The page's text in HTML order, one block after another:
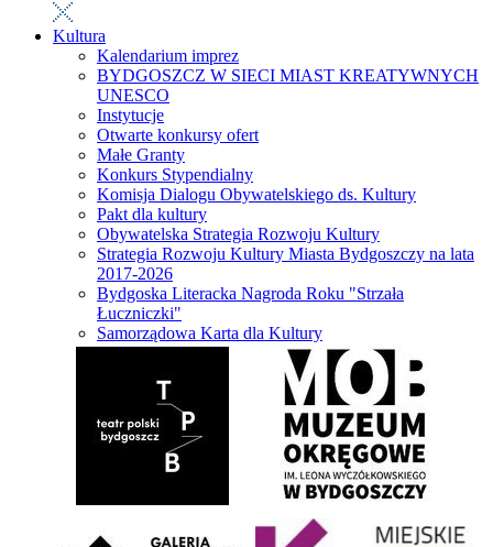
Kultura
Kalendarium imprez
BYDGOSZCZ W SIECI MIAST KREATYWNYCH
UNESCO
Instytucje
Otwarte konkursy ofert
Małe Granty
Konkurs Stypendialny
Komisja Dialogu Obywatelskiego ds. Kultury
Pakt dla kultury
Obywatelska Strategia Rozwoju Kultury
Strategia Rozwoju Kultury Miasta Bydgoszczy na lata
2017-2026
Bydgoska Literacka Nagroda Roku "Strzała
Łuczniczki"
Samorządowa Karta dla Kultury